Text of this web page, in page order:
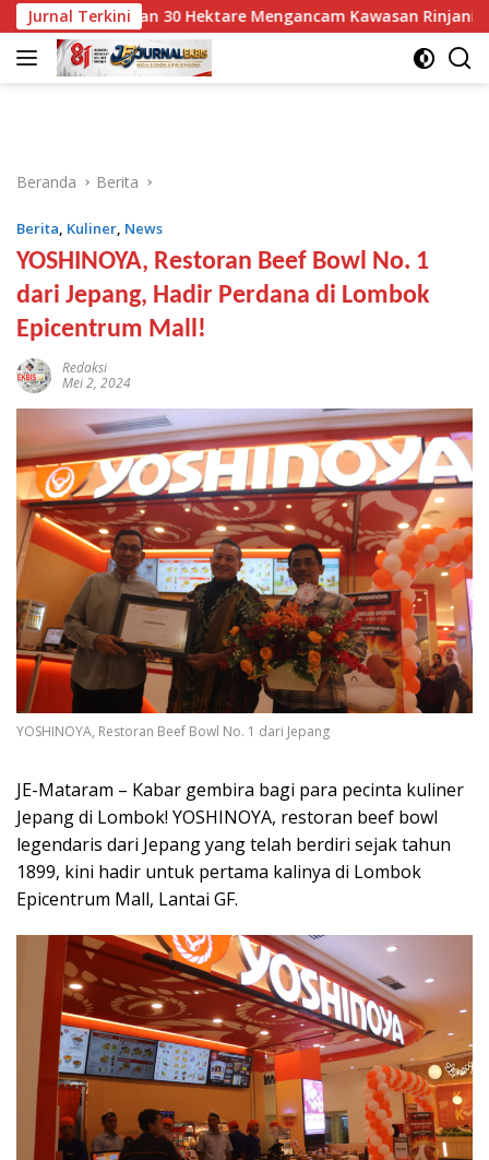
Langsung
ke
konten
Jurnal Terkini
30 Hektare Mengancam Kawasan Rinjani
Beranda Berita
Berita, Kuliner, News
YOSHINOYA, Restoran Beef Bowl No. 1
dari Jepang, Hadir Perdana di Lombok
Epicentrum Mall!
Redaksi
Mei 2, 2024
YOSHINOYA, Restoran Beef Bowl No. 1 dari Jepang
JE-Mataram – Kabar gembira bagi para pecinta kuliner
Jepang di Lombok! YOSHINOYA, restoran beef bowl
legendaris dari Jepang yang telah berdiri sejak tahun
1899, kini hadir untuk pertama kalinya di Lombok
Epicentrum Mall, Lantai GF.